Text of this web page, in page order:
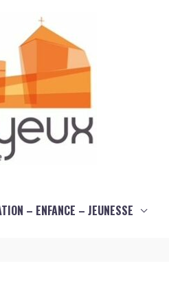
– ENFANCE – JEUNESSE